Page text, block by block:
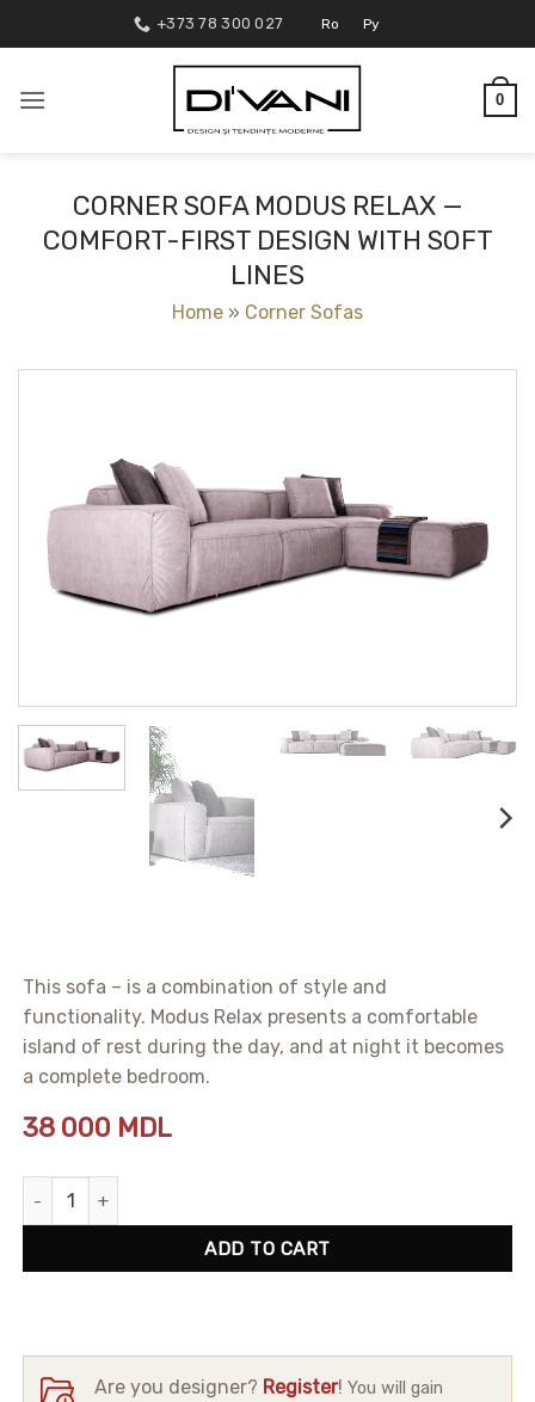
to
+373 78 300 027 Ro Ру
0
CORNER SOFA MODUS RELAX —
COMFORT-FIRST DESIGN WITH SOFT
LINES
Home » Corner Sofas
This sofa – is a combination of style and
functionality. Modus Relax presents a comfortable
island of rest during the day, and at night it becomes
a complete bedroom.
38 000 MDL
Corner Sofa Modus Relax quantity
ADD TO CART
Are you designer? Register!You will gain